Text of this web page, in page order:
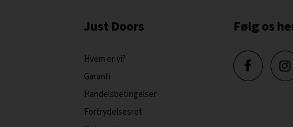
Just Doors
Hvem er vi?
Garanti
Handelsbetingelser
Fortrydelsesret
Følg os